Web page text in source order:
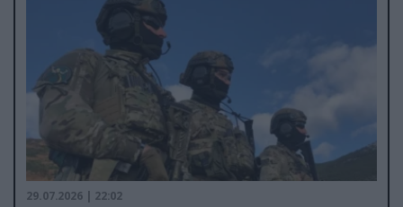
29.07.2026 | 22:02